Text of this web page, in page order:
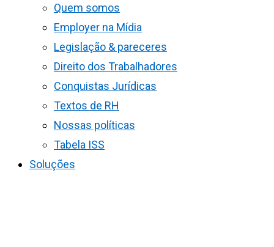
Quem somos
Employer na Mídia
Legislação & pareceres
Direito dos Trabalhadores
Conquistas Jurídicas
Textos de RH
Nossas políticas
Tabela ISS
Soluções